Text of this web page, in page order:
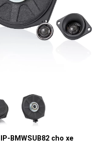
BMWSUB82 cho xe